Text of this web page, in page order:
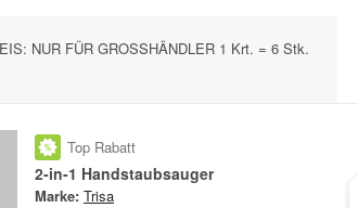
NUR FÜR GROSSHÄNDLER 1 Krt. = 6 Stk.
Top Rabatt
2-in-1 Handstaubsauger
Marke: Trisa